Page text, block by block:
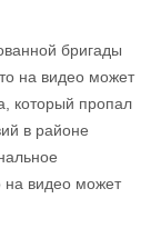
бригады
на видео может
который пропал
в районе
на видео может